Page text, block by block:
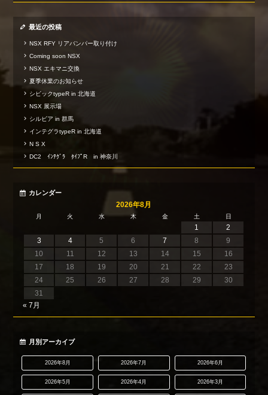
最近の投稿
NSX RFY リアバンパー取り付け
Coming soon NSX
NSX エキマニ交換
夏季休業のお知らせ
シビックtypeR in 北海道
NSX 展示場
シルビア in 群馬
インテグラtypeR in 北海道
N S X
DC2 ｲﾝﾃｸﾞﾗ ﾀｲﾌﾟR in 神奈川
カレンダー
2026年8月
月 火 水 木 金 土 日
1
2
3
4 5 6 7 8
9
10
11 12 13 14 15
16
17
18 19 20 21 22
23
24
25 26 27 28 29
30
31
« 7月
月別アーカイブ
2026年8月 2026年7月 2026年6月
2026年5月 2026年4月 2026年3月